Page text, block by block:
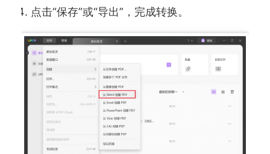
点击“保存”或“导出”，完成转换。